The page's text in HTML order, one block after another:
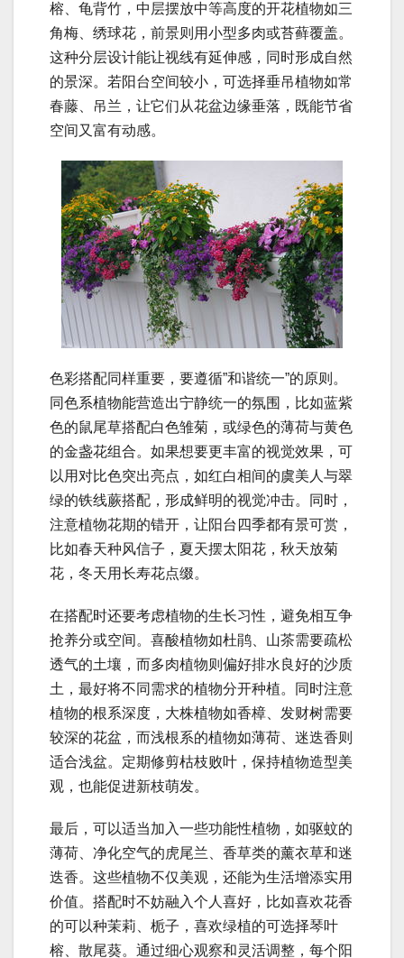
榕、龟背竹，中层摆放中等高度的开花植物如三
角梅、绣球花，前景则用小型多肉或苔藓覆盖。
这种分层设计能让视线有延伸感，同时形成自然
的景深。若阳台空间较小，可选择垂吊植物如常
春藤、吊兰，让它们从花盆边缘垂落，既能节省
空间又富有动感。
色彩搭配同样重要，要遵循”和谐统一”的原则。
同色系植物能营造出宁静统一的氛围，比如蓝紫
色的鼠尾草搭配白色雏菊，或绿色的薄荷与黄色
的金盏花组合。如果想要更丰富的视觉效果，可
以用对比色突出亮点，如红白相间的虞美人与翠
绿的铁线蕨搭配，形成鲜明的视觉冲击。同时，
注意植物花期的错开，让阳台四季都有景可赏，
比如春天种风信子，夏天摆太阳花，秋天放菊
花，冬天用长寿花点缀。
在搭配时还要考虑植物的生长习性，避免相互争
抢养分或空间。喜酸植物如杜鹃、山茶需要疏松
透气的土壤，而多肉植物则偏好排水良好的沙质
土，最好将不同需求的植物分开种植。同时注意
植物的根系深度，大株植物如香樟、发财树需要
较深的花盆，而浅根系的植物如薄荷、迷迭香则
适合浅盆。定期修剪枯枝败叶，保持植物造型美
观，也能促进新枝萌发。
最后，可以适当加入一些功能性植物，如驱蚊的
薄荷、净化空气的虎尾兰、香草类的薰衣草和迷
迭香。这些植物不仅美观，还能为生活增添实用
价值。搭配时不妨融入个人喜好，比如喜欢花香
的可以种茉莉、栀子，喜欢绿植的可选择琴叶
榕、散尾葵。通过细心观察和灵活调整，每个阳